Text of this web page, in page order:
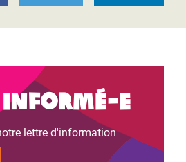
informé-e
lettre d'information